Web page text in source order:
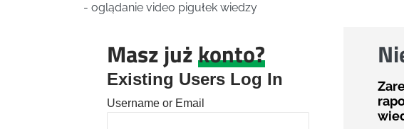
- oglądanie video pigułek wiedzy
Masz jużkonto?
Existing Users Log In
Username or Email